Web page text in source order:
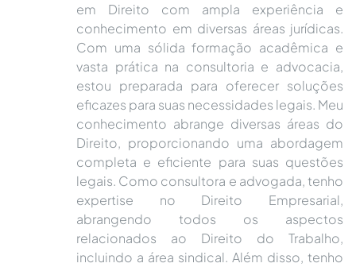
em Direito com ampla experiência e
conhecimento em diversas áreas jurídicas.
Com uma sólida formação acadêmica e
vasta prática na consultoria e advocacia,
estou preparada para oferecer soluções
eficazes para suas necessidades legais. Meu
conhecimento abrange diversas áreas do
Direito, proporcionando uma abordagem
completa e eficiente para suas questões
legais. Como consultora e advogada, tenho
expertise no Direito Empresarial,
abrangendo todos os aspectos
relacionados ao Direito do Trabalho,
incluindo a área sindical. Além disso, tenho